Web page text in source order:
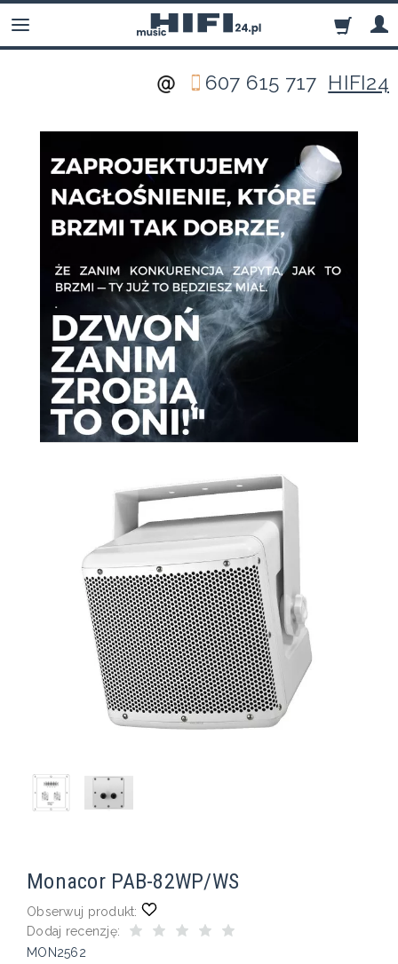
607 615 717 HIFI24
Monacor PAB-82WP/WS
Obserwuj produkt:
Dodaj recenzję:
MON2562